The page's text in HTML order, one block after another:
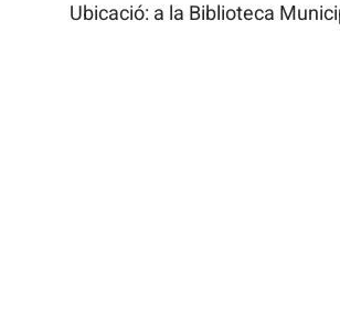
Ubicació: a la Biblioteca